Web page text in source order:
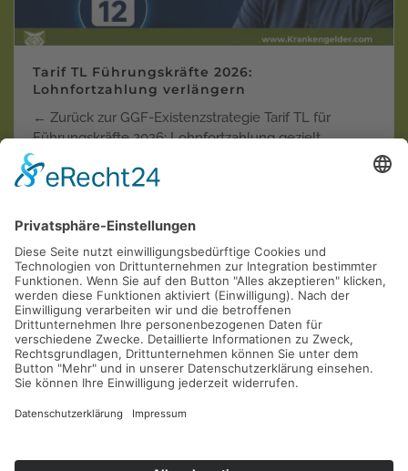
Tarif TL Führungskräfte 2026:
Lohnfortzahlung verlängern
← Zurück zur GGF-Existenzstrategie Tarif TL für
Führungskräfte 2026: Lohnfortzahlung gezielt
verlänger…
Krankentagegeld der "Privaten"
Krankenversicherungen in der Einzel-Kritik
AOL Allianz ARAG AXA Barmenia
Continentale Deutscher Ring DEVK
Debeka DFV DKV Generali
Hallesche HanseMerkur